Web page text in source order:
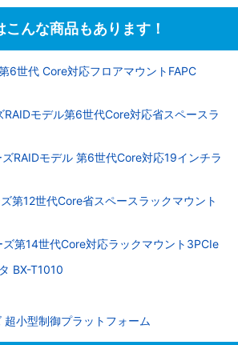
んな商品もあります！
6世代 Core対応フロアマウントFAPC
RAIDモデル第6世代Core対応省スペースラ
RAIDモデル 第6世代Core対応19インチラ
第12世代Core省スペースラックマウント
第14世代Core対応ラックマウント3PCIe
BX-T1010
小型制御プラットフォーム